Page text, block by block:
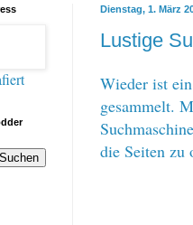
Dienstag, 1. März
Lustige
Wieder ist
gesammelt.
die Seiten zu